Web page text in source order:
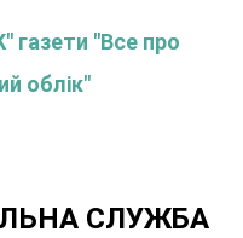
газети "Все про
облік"
СЛУЖБА